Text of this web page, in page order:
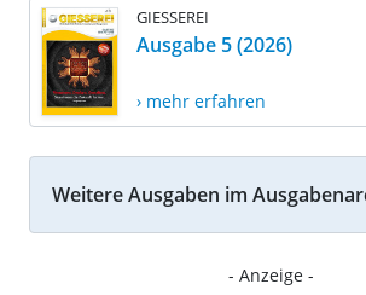
GIESSEREI
Ausgabe 5 (2026)
› mehr erfahren
Weitere Ausgaben im
- Anzeige -